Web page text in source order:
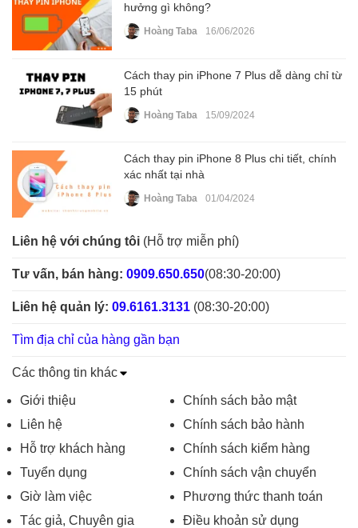
hưởng gì không?
Hoàng Taba 16/06/2026
Cách thay pin iPhone 7 Plus dễ dàng chỉ từ
15 phút
Hoàng Taba 15/09/2024
Cách thay pin iPhone 8 Plus chi tiết, chính
xác nhất tại nhà
Hoàng Taba 01/04/2024
Liên hệ với chúng tôi (Hỗ trợ miễn phí)
Tư vấn, bán hàng: 0909.650.650(08:30-20:00)
Liên hệ quản lý: 09.6161.3131 (08:30-20:00)
Tìm địa chỉ của hàng gần bạn
Các thông tin khác
Giới thiệu
Liên hệ
Hỗ trợ khách hàng
Tuyển dụng
Giờ làm việc
Tác giả, Chuyên gia
Chính sách bảo mật
Chính sách bảo hành
Chính sách kiểm hàng
Chính sách vận chuyển
Phương thức thanh toán
Điều khoản sử dụng